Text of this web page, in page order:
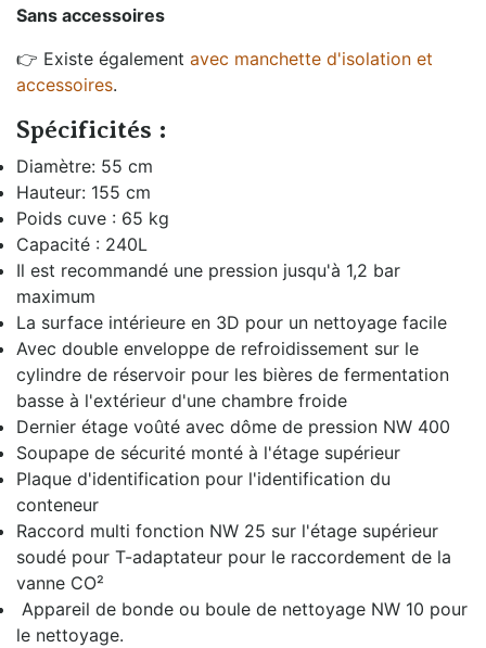
Sans accessoires
👉 Existe également avec manchette d'isolation et
accessoires.
Spécificités :
Diamètre: 55 cm
Hauteur: 155 cm
Poids cuve : 65 kg
Capacité : 240L
Il est recommandé une pression jusqu'à 1,2 bar
maximum
La surface intérieure en 3D pour un nettoyage facile
Avec double enveloppe de refroidissement sur le
cylindre de réservoir pour les bières de fermentation
basse à l'extérieur d'une chambre froide
Dernier étage voûté avec dôme de pression NW 400
Soupape de sécurité monté à l'étage supérieur
Plaque d'identification pour l'identification du
conteneur
Raccord multi fonction NW 25 sur l'étage supérieur
soudé pour T-adaptateur pour le raccordement de la
vanne CO²
Appareil de bonde ou boule de nettoyage NW 10 pour
le nettoyage.